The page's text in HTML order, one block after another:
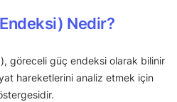
Nedir?
göreceli güç endeksi olarak bilinir
hareketlerini analiz etmek için